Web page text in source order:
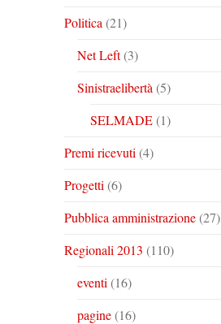
Politica (21)
Net Left(3)
Sinistraelibertà (5)
SELMADE(1)
Premi ricevuti (4)
Progetti (6)
Pubblica amministrazione(27)
Regionali 2013 (110)
eventi (16)
pagine(16)